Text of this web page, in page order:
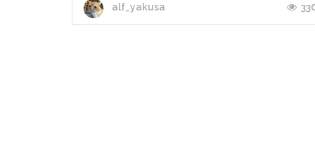
หมี ตามหลักการเจ้าตัวน้อยที่น่าสงสารควรถูกนักล่
จับกินเป็นอาหาร แต่เรื่องราวกลับกลายเป็นว่า
alf_yakusa